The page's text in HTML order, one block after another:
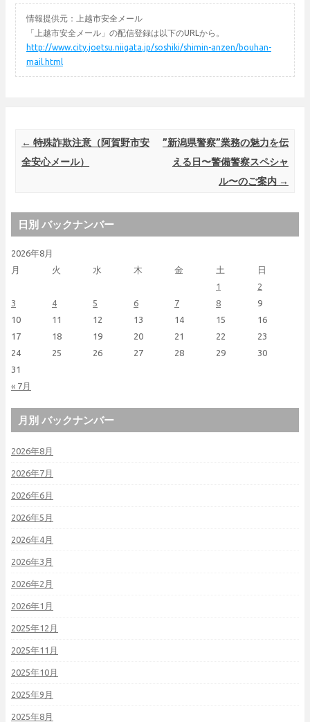
情報提供元：上越市安全メール
「上越市安全メール」の配信登録は以下のURLから。
http://www.city.joetsu.niigata.jp/soshiki/shimin-anzen/bouhan-
mail.html
Post navigation
← 特殊詐欺注意（阿賀野市安
全安心メール）
”新潟県警察”業務の魅力を伝
える日〜警備警察スペシャ
ル〜のご案内 →
日別 バックナンバー
2026年8月
月
火 水 木 金 土 日
« 7月
1
2
3
4 5 6 7 8
9
10
11 12 13 14 15
16
17
18 19 20 21 22
23
24
25 26 27 28 29
30
31
月別 バックナンバー
2026年8月
2026年7月
2026年6月
2026年5月
2026年4月
2026年3月
2026年2月
2026年1月
2025年12月
2025年11月
2025年10月
2025年9月
2025年8月